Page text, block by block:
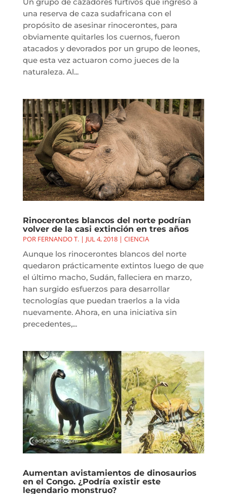
una reserva de caza sudafricana con el
propósito de asesinar rinocerontes, para
obviamente quitarles los cuernos, fueron
atacados y devorados por un grupo de leones,
que esta vez actuaron como jueces de la
naturaleza. Al...
Rinocerontes blancos del norte podrían
volver de la casi extinción en tres años
POR FERNANDO T.| JUL 4, 2018| CIENCIA
Aunque los rinocerontes blancos del norte
quedaron prácticamente extintos luego de que
el último macho, Sudán, falleciera en marzo,
han surgido esfuerzos para desarrollar
tecnologías que puedan traerlos a la vida
nuevamente. Ahora, en una iniciativa sin
precedentes,...
Aumentan avistamientos de dinosaurios
en el Congo. ¿Podría existir este
legendario monstruo?